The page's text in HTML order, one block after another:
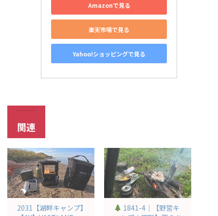
Amazonで見る
楽天市場で見る
Yahoo!ショッピングで見る
関連
2031【湖畔キャンプ】
1841-4｜【野営キ